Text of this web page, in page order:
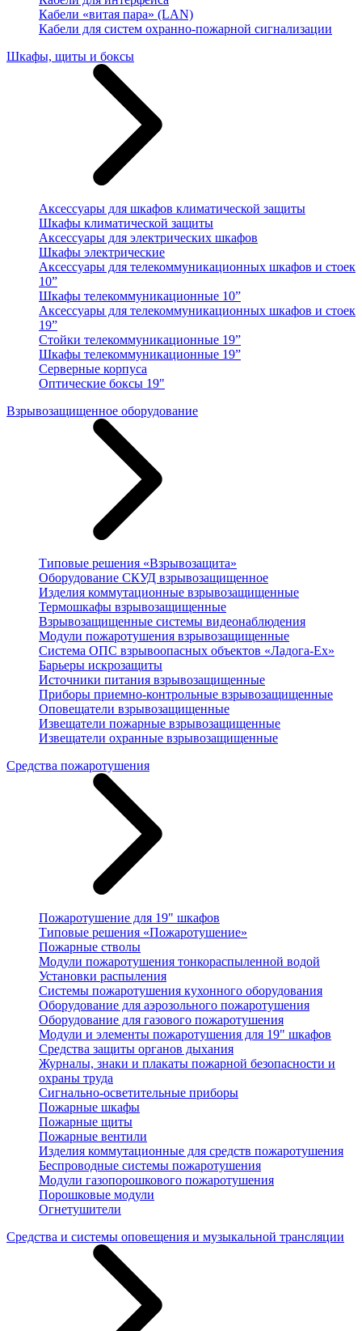
Кабели «витая пара» (LAN)
Кабели для систем охранно-пожарной сигнализации
Шкафы, щиты и боксы
Аксессуары для шкафов климатической защиты
Шкафы климатической защиты
Аксессуары для электрических шкафов
Шкафы электрические
Аксессуары для телекоммуникационных шкафов и стоек
10”
Шкафы телекоммуникационные 10”
Аксессуары для телекоммуникационных шкафов и стоек
19”
Стойки телекоммуникационные 19”
Шкафы телекоммуникационные 19”
Серверные корпуса
Оптические боксы 19"
Взрывозащищенное оборудование
Типовые решения «Взрывозащита»
Оборудование СКУД взрывозащищенное
Изделия коммутационные взрывозащищенные
Термошкафы взрывозащищенные
Взрывозащищенные системы видеонаблюдения
Модули пожаротушения взрывозащищенные
Система ОПС взрывоопасных объектов «Ладога-Ex»
Барьеры искрозащиты
Источники питания взрывозащищенные
Приборы приемно-контрольные взрывозащищенные
Оповещатели взрывозащищенные
Извещатели пожарные взрывозащищенные
Извещатели охранные взрывозащищенные
Средства пожаротушения
Пожаротушение для 19" шкафов
Типовые решения «Пожаротушение»
Пожарные стволы
Модули пожаротушения тонкораспыленной водой
Установки распыления
Системы пожаротушения кухонного оборудования
Оборудование для аэрозольного пожаротушения
Оборудование для газового пожаротушения
Модули и элементы пожаротушения для 19" шкафов
Средства защиты органов дыхания
Журналы, знаки и плакаты пожарной безопасности и
охраны труда
Сигнально-осветительные приборы
Пожарные шкафы
Пожарные щиты
Пожарные вентили
Изделия коммутационные для средств пожаротушения
Беспроводные системы пожаротушения
Модули газопорошкового пожаротушения
Порошковые модули
Огнетушители
Средства и системы оповещения и музыкальной трансляции